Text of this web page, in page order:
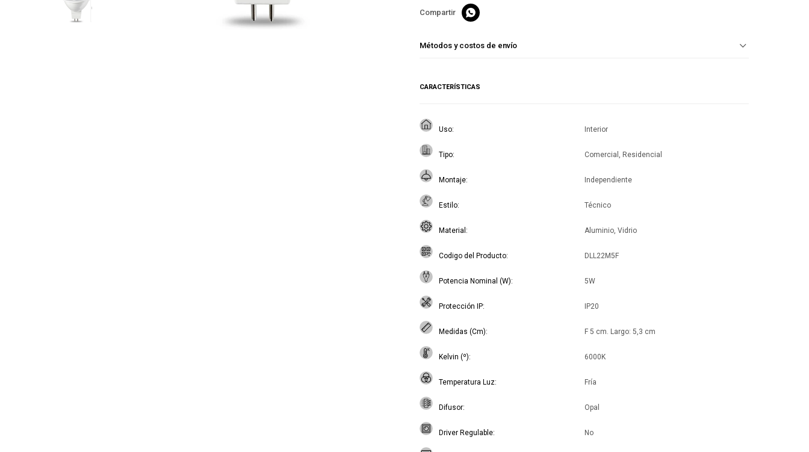

Métodos y costos de envío
CARACTERÍSTICAS
Uso Interior
Tipo Comercial, Residencial
Montaje Independiente
Estilo Técnico
Material Aluminio, Vidrio
Codigo del Producto DLL22M5F
Potencia Nominal (W) 5W
Protección IP IP20
Medidas (Cm) F 5 cm. Largo: 5,3 cm
Kelvin (º) 6000K
Temperatura Luz Fría
Difusor Opal
Driver Regulable No